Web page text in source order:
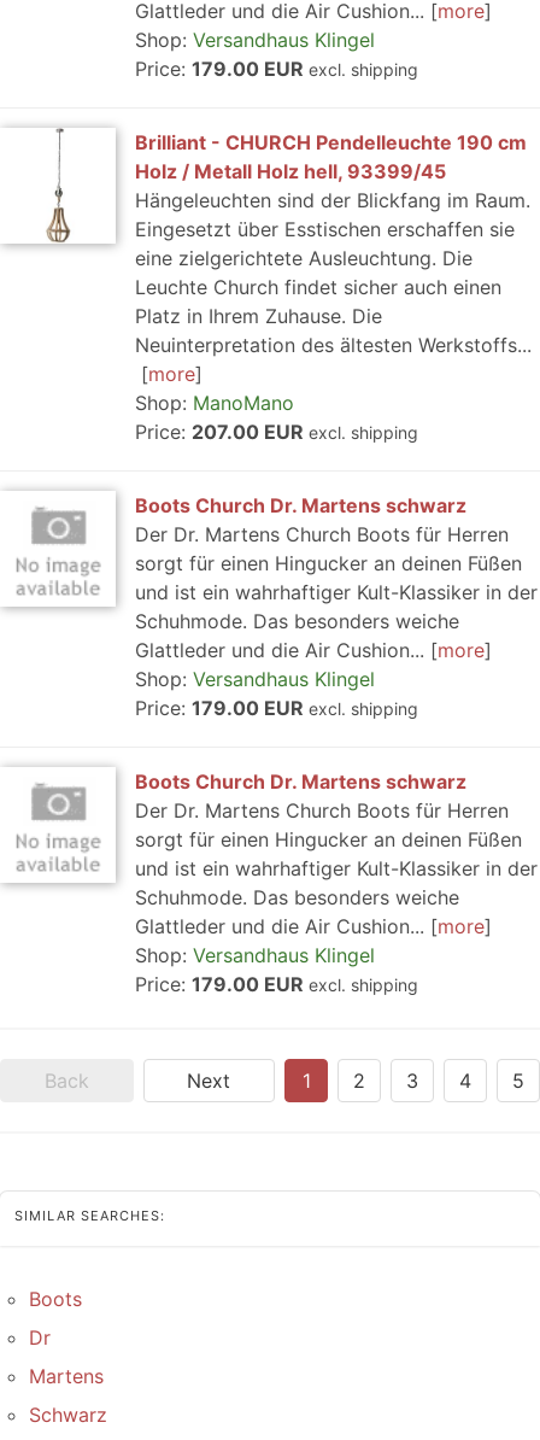
Glattleder und die Air Cushion...
more
Shop: Versandhaus Klingel
Price: 179.00 EUR excl. shipping
Brilliant - CHURCH Pendelleuchte 190 cm
Holz / Metall Holz hell, 93399/45
Hängeleuchten sind der Blickfang im Raum.
Eingesetzt über Esstischen erschaffen sie
eine zielgerichtete Ausleuchtung. Die
Leuchte Church findet sicher auch einen
Platz in Ihrem Zuhause. Die
Neuinterpretation des ältesten Werkstoffs...
more
Shop: ManoMano
Price: 207.00 EUR excl. shipping
Boots Church Dr. Martens schwarz
Der Dr. Martens Church Boots für Herren
sorgt für einen Hingucker an deinen Füßen
und ist ein wahrhaftiger Kult-Klassiker in der
Schuhmode. Das besonders weiche
Glattleder und die Air Cushion...
more
Shop: Versandhaus Klingel
Price: 179.00 EUR excl. shipping
Boots Church Dr. Martens schwarz
Der Dr. Martens Church Boots für Herren
sorgt für einen Hingucker an deinen Füßen
und ist ein wahrhaftiger Kult-Klassiker in der
Schuhmode. Das besonders weiche
Glattleder und die Air Cushion...
more
Shop: Versandhaus Klingel
Price: 179.00 EUR excl. shipping
Back Next 1 2 3 4 5
SIMILAR SEARCHES:
Boots
Dr
Martens
Schwarz